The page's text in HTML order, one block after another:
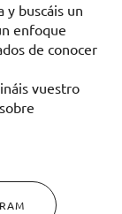
y buscáis un
enfoque
de conocer
vuestro